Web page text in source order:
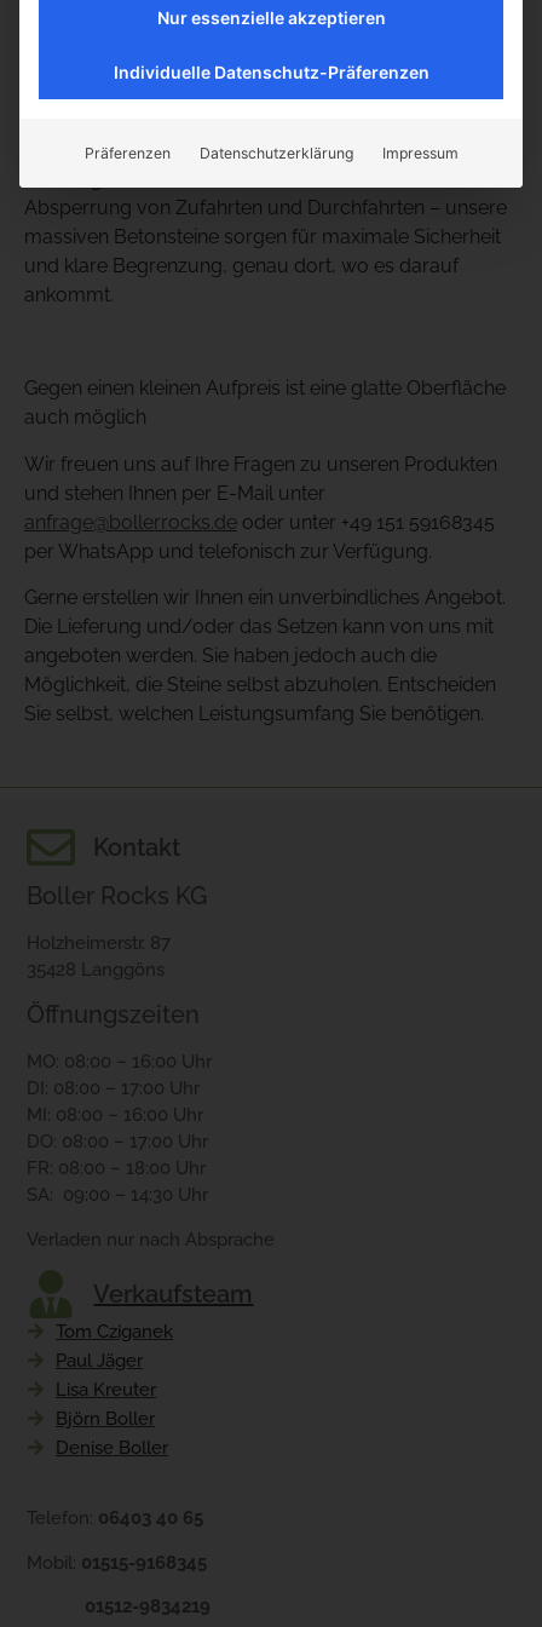
unserer 60er und 30erBetonsystemstein– Reihe.
und Betriebsgelände als Rammschutz ein. Mit seinen
Absperrung von Zufahrten und Durchfahrten – unsere
massiven Betonsteine ​​sorgen für maximale Sicherheit
und klare Begrenzung, genau dort, wo es darauf
ankommt.
Gegen einen kleinen Aufpreis ist eine glatte Oberfläche
auch möglich
Wir freuen uns auf Ihre Fragen zu unseren Produkten
und stehen Ihnen per E-Mail unter
anfrage@bollerrocks.de oder unter +49 151 59168345
per WhatsApp und telefonisch zur Verfügung.
Gerne erstellen wir Ihnen ein unverbindliches Angebot.
Die Lieferung und/oder das Setzen kann von uns mit
angeboten werden. Sie haben jedoch auch die
Möglichkeit, die Steine ​​selbst abzuholen. Entscheiden
Sie selbst, welchen Leistungsumfang Sie benötigen.
Kontakt
Boller Rocks KG
Holzheimerstr. 87
35428 Langgöns
Öffnungszeiten
MO: 08:00 – 16:00 Uhr
DI: 08:00 – 17:00 Uhr
MI: 08:00 – 16:00 Uhr
DO: 08:00 – 17:00 Uhr
FR: 08:00 – 18:00 Uhr
SA: 09:00 – 14:30 Uhr
Verladen nur nach Absprache
Verkaufsteam
Tom Cziganek
Paul Jäger
Lisa Kreuter
Björn Boller
Denise Boller
Telefon: 06403 40 65
Mobil: 01515-9168345
01512-9834219
Nur essenzielle akzeptieren
Individuelle Datenschutz-Präferenzen
Präferenzen Datenschutzerklärung Impressum